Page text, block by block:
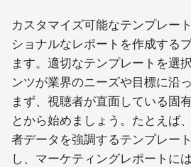
カスタマイズ可能なテンプレー
ショナルなレポートを作成する
ます。適切なテンプレートを選
ンツが業界のニーズや目標に沿
まず、視聴者が直面している固
とから始めましょう。たとえば
者データを強調するテンプレー
し、マーケティングレポートに